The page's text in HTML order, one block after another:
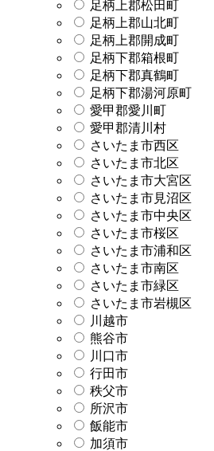
足柄上郡松田町
足柄上郡山北町
足柄上郡開成町
足柄下郡箱根町
足柄下郡真鶴町
足柄下郡湯河原町
愛甲郡愛川町
愛甲郡清川村
さいたま市西区
さいたま市北区
さいたま市大宮区
さいたま市見沼区
さいたま市中央区
さいたま市桜区
さいたま市浦和区
さいたま市南区
さいたま市緑区
さいたま市岩槻区
川越市
熊谷市
川口市
行田市
秩父市
所沢市
飯能市
加須市